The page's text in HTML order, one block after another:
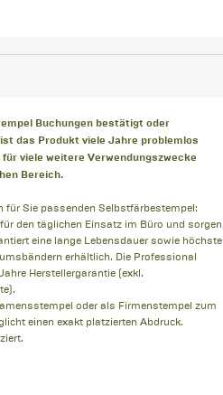
Buchungen bestätigt oder
das Produkt viele Jahre problemlos
viele weitere Verwendungszwecke
Bereich.
für Sie passenden Selbstfärbestempel:
den täglichen Einsatz im Büro und sorgen
eine lange Lebensdauer sowie höchste
erhältlich. Die Professional
Herstellergarantie (exkl.
oder als Firmenstempel zum
einen exakt platzierten Abdruck.